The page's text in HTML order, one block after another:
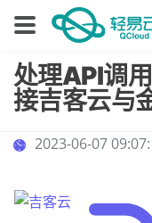
处理API调
接吉客云与
2023-06-07